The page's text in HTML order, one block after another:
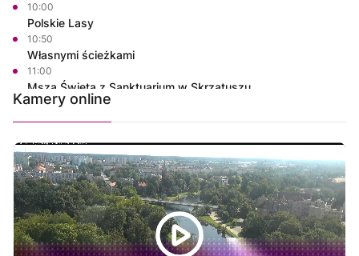
10:00
Polskie Lasy
10:50
Własnymi ścieżkami
11:00
Msza Święta z Sanktuarium w Skrzatuszu
12:00
Informacje
Na szczęście piątek
12:30
Rozmowa dnia
12:45
Rozmowa dnia
13:00
Praktycznie o nieruchomościach
Kamery online